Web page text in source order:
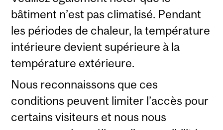
bâtiment n’est pas climatisé. Pendant
les périodes de chaleur, la température
intérieure devient supérieure à la
température extérieure.
Nous reconnaissons que ces
conditions peuvent limiter l’accès pour
certains visiteurs et nous nous